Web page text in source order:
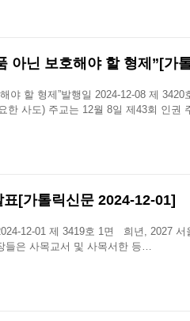
아닌 보호해야 할 형제”[가
야 할 형제”발행일 2024-12-08 제
한 사도) 주교는 12월 8일 제43회 인권
[가톨릭신문 2024-12-01]
12-01 제 3419호 1면 희년, 2027
들은 사목교서 및 사목서한 등…